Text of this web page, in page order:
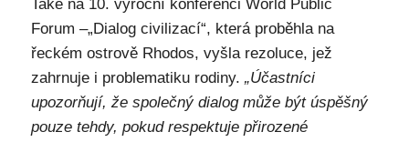
Také na 10. výroční konferenci World Public
Forum –„Dialog civilizací“, která proběhla na
řeckém ostrově Rhodos, vyšla rezoluce, jež
zahrnuje i problematiku rodiny. „Účastníci
upozorňují, že společný dialog může být úspěšný
pouze tehdy, pokud respektuje přirozené